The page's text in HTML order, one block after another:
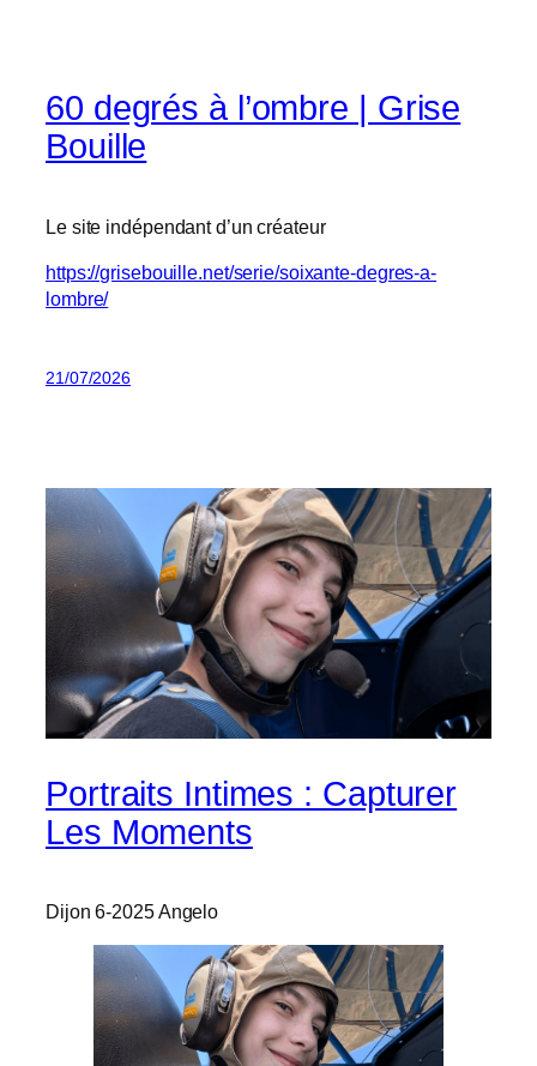
60 degrés à l’ombre | Grise
Bouille
Le site indépendant d’un créateur
https://grisebouille.net/serie/soixante-degres-a-
lombre/
21/07/2026
Portraits Intimes : Capturer
Les Moments
Dijon 6-2025 Angelo